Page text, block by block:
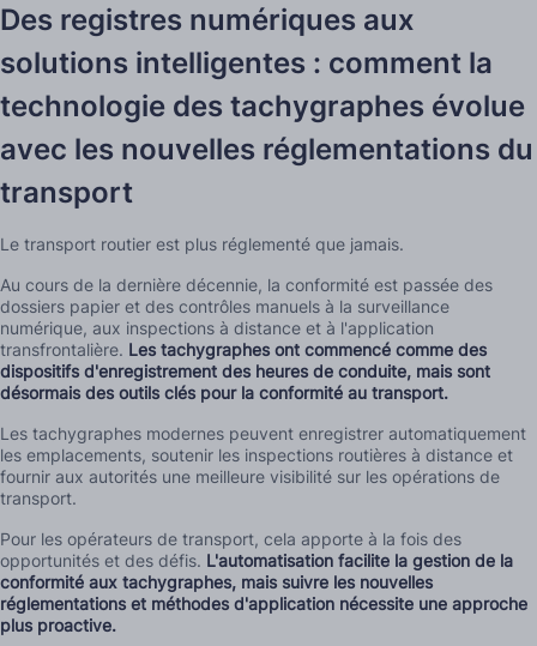
Des registres numériques aux
solutions intelligentes : comment la
technologie des tachygraphes évolue
avec les nouvelles réglementations du
transport
Le transport routier est plus réglementé que jamais.
Au cours de la dernière décennie, la conformité est passée des
dossiers papier et des contrôles manuels à la surveillance
numérique, aux inspections à distance et à l'application
transfrontalière. Les tachygraphes ont commencé comme des
dispositifs d'enregistrement des heures de conduite, mais sont
désormais des outils clés pour la conformité au transport.
Les tachygraphes modernes peuvent enregistrer automatiquement
les emplacements, soutenir les inspections routières à distance et
fournir aux autorités une meilleure visibilité sur les opérations de
transport.
Pour les opérateurs de transport, cela apporte à la fois des
opportunités et des défis. L'automatisation facilite la gestion de la
conformité aux tachygraphes, mais suivre les nouvelles
réglementations et méthodes d'application nécessite une approche
plus proactive.